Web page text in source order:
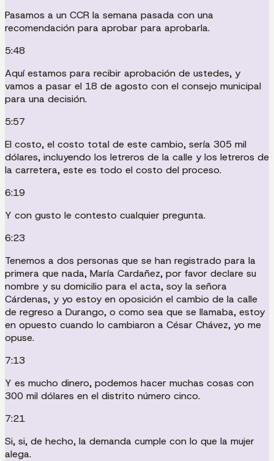
Pasamos a un CCR la semana pasada con una
recomendación para aprobar para aprobarla.
5:48
Aquí estamos para recibir aprobación de ustedes, y
vamos a pasar el 18 de agosto con el consejo municipal
para una decisión.
5:57
El costo, el costo total de este cambio, sería 305 mil
dólares, incluyendo los letreros de la calle y los letreros de
la carretera, este es todo el costo del proceso.
6:19
Y con gusto le contesto cualquier pregunta.
6:23
Tenemos a dos personas que se han registrado para la
primera que nada, María Cardañez, por favor declare su
nombre y su domicilio para el acta, soy la señora
Cárdenas, y yo estoy en oposición el cambio de la calle
de regreso a Durango, o como sea que se llamaba, estoy
en opuesto cuando lo cambiaron a César Chávez, yo me
opuse.
7:13
Y es mucho dinero, podemos hacer muchas cosas con
300 mil dólares en el distrito número cinco.
7:21
Si, si, de hecho, la demanda cumple con lo que la mujer
alega.